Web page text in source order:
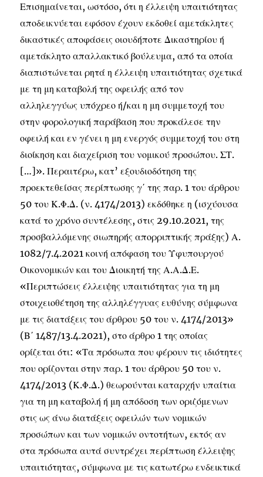
Επισημαίνεται, ωστόσο, ότι η έλλειψη υπαιτιότητας
αποδεικνύεται εφόσον έχουν εκδοθεί αμετάκλητες
δικαστικές αποφάσεις οιουδήποτε Δικαστηρίου ή
αμετάκλητο απαλλακτικό βούλευμα, από τα οποία
διαπιστώνεται ρητά η έλλειψη υπαιτιότητας σχετικά
με τη μη καταβολή της οφειλής από τον
αλληλεγγύως υπόχρεο ή/και η μη συμμετοχή του
στην φορολογική παράβαση που προκάλεσε την
οφειλή και εν γένει η μη ενεργός συμμετοχή του στη
διοίκηση και διαχείριση του νομικού προσώπου. ΣΤ.
[…]». Περαιτέρω, κατ’ εξουδιοδότηση της
προεκτεθείσας περίπτωσης γ΄ της παρ. 1 του άρθρου
50 του Κ.Φ.Δ. (ν. 4174/2013) εκδόθηκε η (ισχύουσα
κατά το χρόνο συντέλεσης, στις 29.10.2021, της
προσβαλλόμενης σιωπηρής απορριπτικής πράξης) Α.
1082/7.4.2021 κοινή απόφαση του Υφυπουργού
Οικονομικών και του Διοικητή της Α.Α.Δ.Ε.
«Περιπτώσεις έλλειψης υπαιτιότητας για τη μη
στοιχειοθέτηση της αλληλέγγυας ευθύνης σύμφωνα
με τις διατάξεις του άρθρου 50 του ν. 4174/2013»
(Β΄ 1487/13.4.2021), στο άρθρο 1 της οποίας
ορίζεται ότι: «Τα πρόσωπα που φέρουν τις ιδιότητες
που ορίζονται στην παρ. 1 του άρθρου 50 του ν.
4174/2013 (Κ.Φ.Δ.) θεωρούνται καταρχήν υπαίτια
για τη μη καταβολή ή μη απόδοση των οριζόμενων
στις ως άνω διατάξεις οφειλών των νομικών
προσώπων και των νομικών οντοτήτων, εκτός αν
στα πρόσωπα αυτά συντρέχει περίπτωση έλλειψης
υπαιτιότητας, σύμφωνα με τις κατωτέρω ενδεικτικά